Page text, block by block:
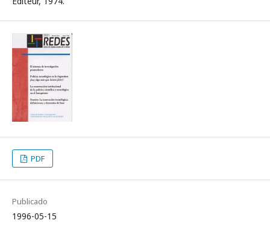
PDF
Publicado
1996-05-15